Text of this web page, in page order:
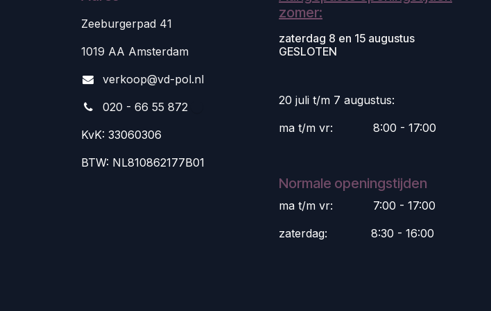
Zeeburgerpad 41
1019 AA Amsterdam
verkoop@vd-pol.nl
020 - 66 55 872
KvK: 33060306
BTW: NL810862177B01
zomer:
zaterdag 8 en 15 augustus
GESLOTEN
20 juli t/m 7 augustus:
ma t/m vr:
​8:00 - 17:00
Normale openingstijden
ma t/m vr:
​7:00 - 17:00
zaterdag:
​8:30 - 16:00